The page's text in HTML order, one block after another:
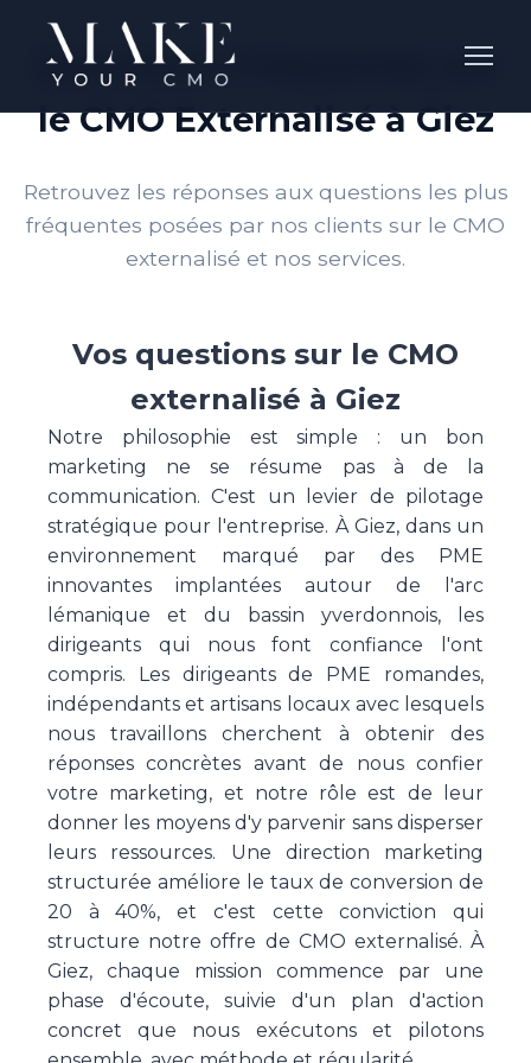
Questions Fréquentes sur
le CMO Externalisé à Giez
Retrouvez les réponses aux questions les plus
fréquentes posées par nos clients sur le CMO
externalisé et nos services.
Vos questions sur le CMO
externalisé à Giez
Notre philosophie est simple : un bon
marketing ne se résume pas à de la
communication. C'est un levier de pilotage
stratégique pour l'entreprise. À Giez, dans un
environnement marqué par des PME
innovantes implantées autour de l'arc
lémanique et du bassin yverdonnois, les
dirigeants qui nous font confiance l'ont
compris. Les dirigeants de PME romandes,
indépendants et artisans locaux avec lesquels
nous travaillons cherchent à obtenir des
réponses concrètes avant de nous confier
votre marketing, et notre rôle est de leur
donner les moyens d'y parvenir sans disperser
leurs ressources. Une direction marketing
structurée améliore le taux de conversion de
20 à 40%, et c'est cette conviction qui
structure notre offre de CMO externalisé. À
Giez, chaque mission commence par une
phase d'écoute, suivie d'un plan d'action
concret que nous exécutons et pilotons